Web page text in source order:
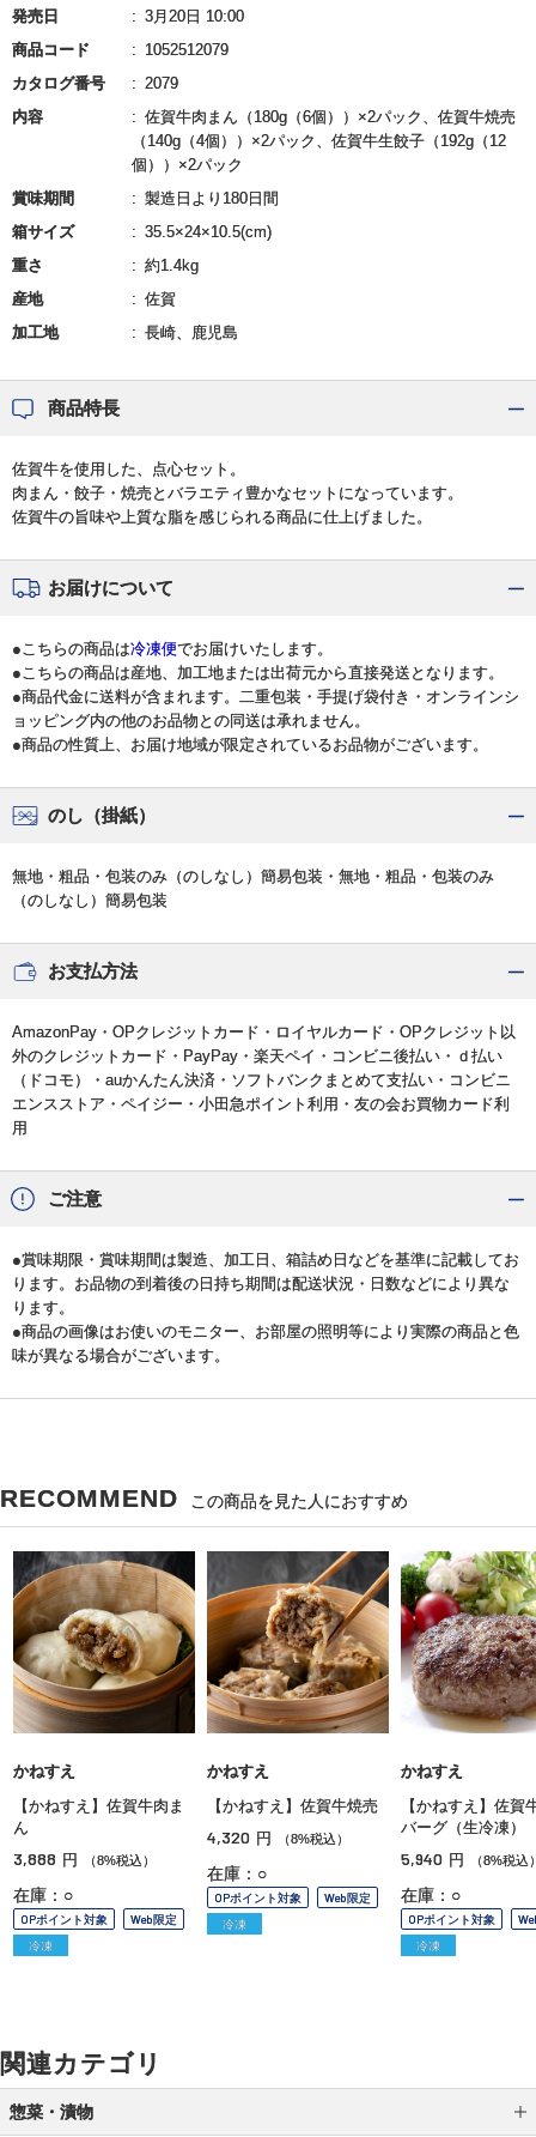
発売日
3月20日 10:00
商品コード
1052512079
カタログ番号
2079
内容
佐賀牛肉まん（180g（6個））×2パック、佐賀牛焼売
（140g（4個））×2パック、佐賀牛生餃子（192g（12
個））×2パック
賞味期間
製造日より180日間
箱サイズ
35.5×24×10.5(cm)
重さ
約1.4kg
産地
佐賀
加工地
長崎、鹿児島
商品特長
佐賀牛を使用した、点心セット。
肉まん・餃子・焼売とバラエティ豊かなセットになっています。
佐賀牛の旨味や上質な脂を感じられる商品に仕上げました。
お届けについて
●こちらの商品は冷凍便でお届けいたします。
●こちらの商品は産地、加工地または出荷元から直接発送となります。
●商品代金に送料が含まれます。二重包装・手提げ袋付き・オンラインシ
ョッピング内の他のお品物との同送は承れません。
●商品の性質上、お届け地域が限定されているお品物がございます。
のし（掛紙）
無地・粗品・包装のみ（のしなし）簡易包装・無地・粗品・包装のみ
（のしなし）簡易包装
お支払方法
AmazonPay・OPクレジットカード・ロイヤルカード・OPクレジット以
外のクレジットカード・PayPay・楽天ペイ・コンビニ後払い・ｄ払い
（ドコモ）・auかんたん決済・ソフトバンクまとめて支払い・コンビニ
エンスストア・ペイジー・小田急ポイント利用・友の会お買物カード利
用
ご注意
●賞味期限・賞味期間は製造、加工日、箱詰め日などを基準に記載してお
ります。お品物の到着後の日持ち期間は配送状況・日数などにより異な
ります。
●商品の画像はお使いのモニター、お部屋の照明等により実際の商品と色
味が異なる場合がございます。
RECOMMEND この商品を見た人におすすめ
かねすえ
【かねすえ】佐賀牛肉ま
ん
3,888 円 （8%税込）
在庫：○
OPポイント対象
Web限定
冷凍
かねすえ
【かねすえ】佐賀牛焼売
4,320 円 （8%税込）
在庫：○
OPポイント対象
Web限定
冷凍
かねすえ
【かねすえ】佐賀
バーグ（生冷凍）
5,940 円 （8%税込
在庫：○
OPポイント対象
冷凍
関連カテゴリ
惣菜・漬物